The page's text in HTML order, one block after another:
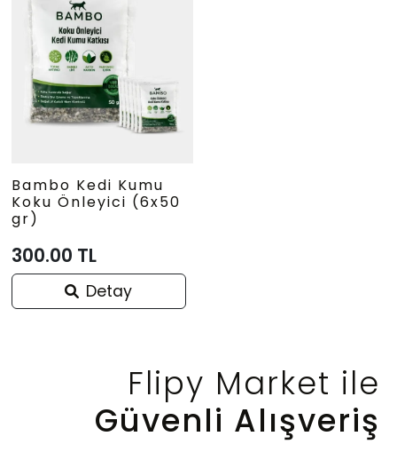
Bambo Kedi Kumu
Koku Önleyici (6x50
gr)
300.00 TL
Detay
Flipy Market ile
Güvenli Alışveriş